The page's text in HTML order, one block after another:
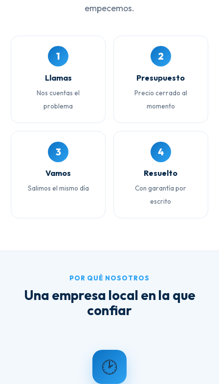
empecemos.
1
Llamas
Nos cuentas el
problema
2
Presupuesto
Precio cerrado al
momento
3
Vamos
Salimos el mismo día
4
Resuelto
Con garantía por
escrito
POR QUÉ NOSOTROS
Una empresa local en la que
confiar
🕑